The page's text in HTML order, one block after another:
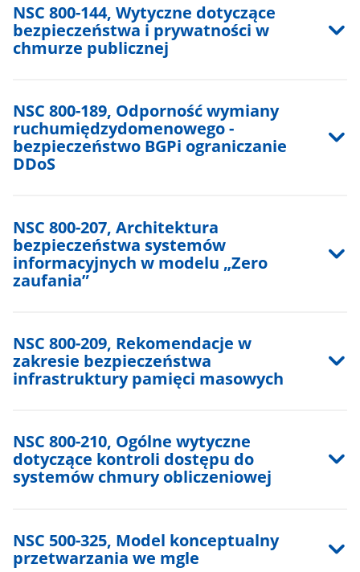
NSC 800-144, Wytyczne dotyczące
bezpieczeństwa i prywatności w
chmurze publicznej​​​​
NSC 800-189, Odporność wymiany
ruchumiędzydomenowego -
bezpieczeństwo BGPi ograniczanie
DDoS
NSC 800-207, Architektura
bezpieczeństwa systemów
informacyjnych w modelu „Zero
zaufania”
NSC 800-209, Rekomendacje w
zakresie bezpieczeństwa
infrastruktury pamięci masowych
NSC 800-210, Ogólne wytyczne
dotyczące kontroli dostępu do
systemów chmury obliczeniowej
NSC 500-325, Model konceptualny
przetwarzania we mgle